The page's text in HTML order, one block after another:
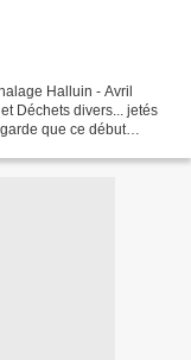
Halluin - Avril
Déchets divers... jetés
que ce début